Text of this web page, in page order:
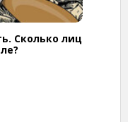
Сколько лиц